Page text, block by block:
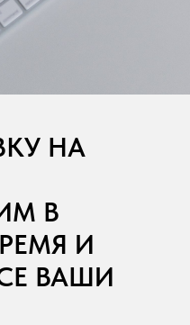
НА
В
И
ВАШИ